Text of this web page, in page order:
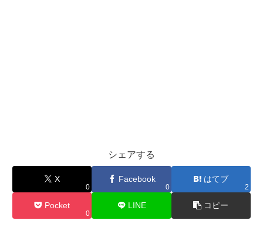
シェアする
X
0
Facebook
0
はてブ
2
Pocket
0
LINE コピー